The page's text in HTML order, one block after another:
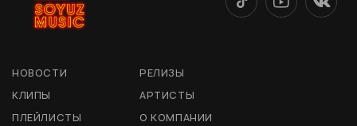
НОВОСТИ
РЕЛИЗЫ
КЛИПЫ
АРТИСТЫ
ПЛЕЙЛИСТЫ
О КОМПАНИИ